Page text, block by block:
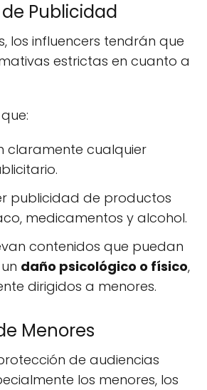
Publicidad
los influencers tendrán que
estrictas en cuanto a
claramente cualquier
publicidad de productos
medicamentos y alcohol.
contenidos que puedan
daño psicológico o físico,
dirigidos a menores.
Menores
de audiencias
los menores, los